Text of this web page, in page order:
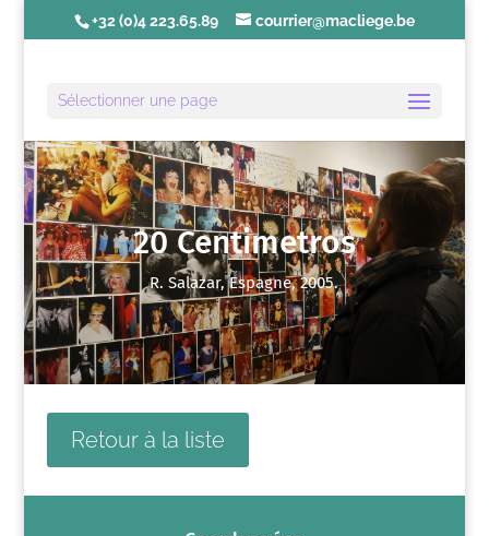
+32 (0)4 223.65.89 courrier@macliege.be
Sélectionner une page
20 Centimetros
R. Salazar, Espagne, 2005.
Retour à la liste